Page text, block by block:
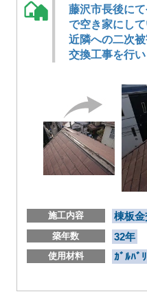
藤沢市長後に
で空き家にして
近隣への二次
交換工事を行
施工内容 棟板金
築年数 32年
使用材料 ｶﾞﾙﾊﾞ